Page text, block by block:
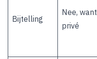
Bijtelling
Nee, want
privé